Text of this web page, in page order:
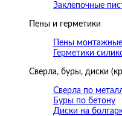
Заклепочные
Пены и герметики
Пены монтажные
Герметики
Сверла, буры, диски
Сверла по
Буры по бетону
Диски на